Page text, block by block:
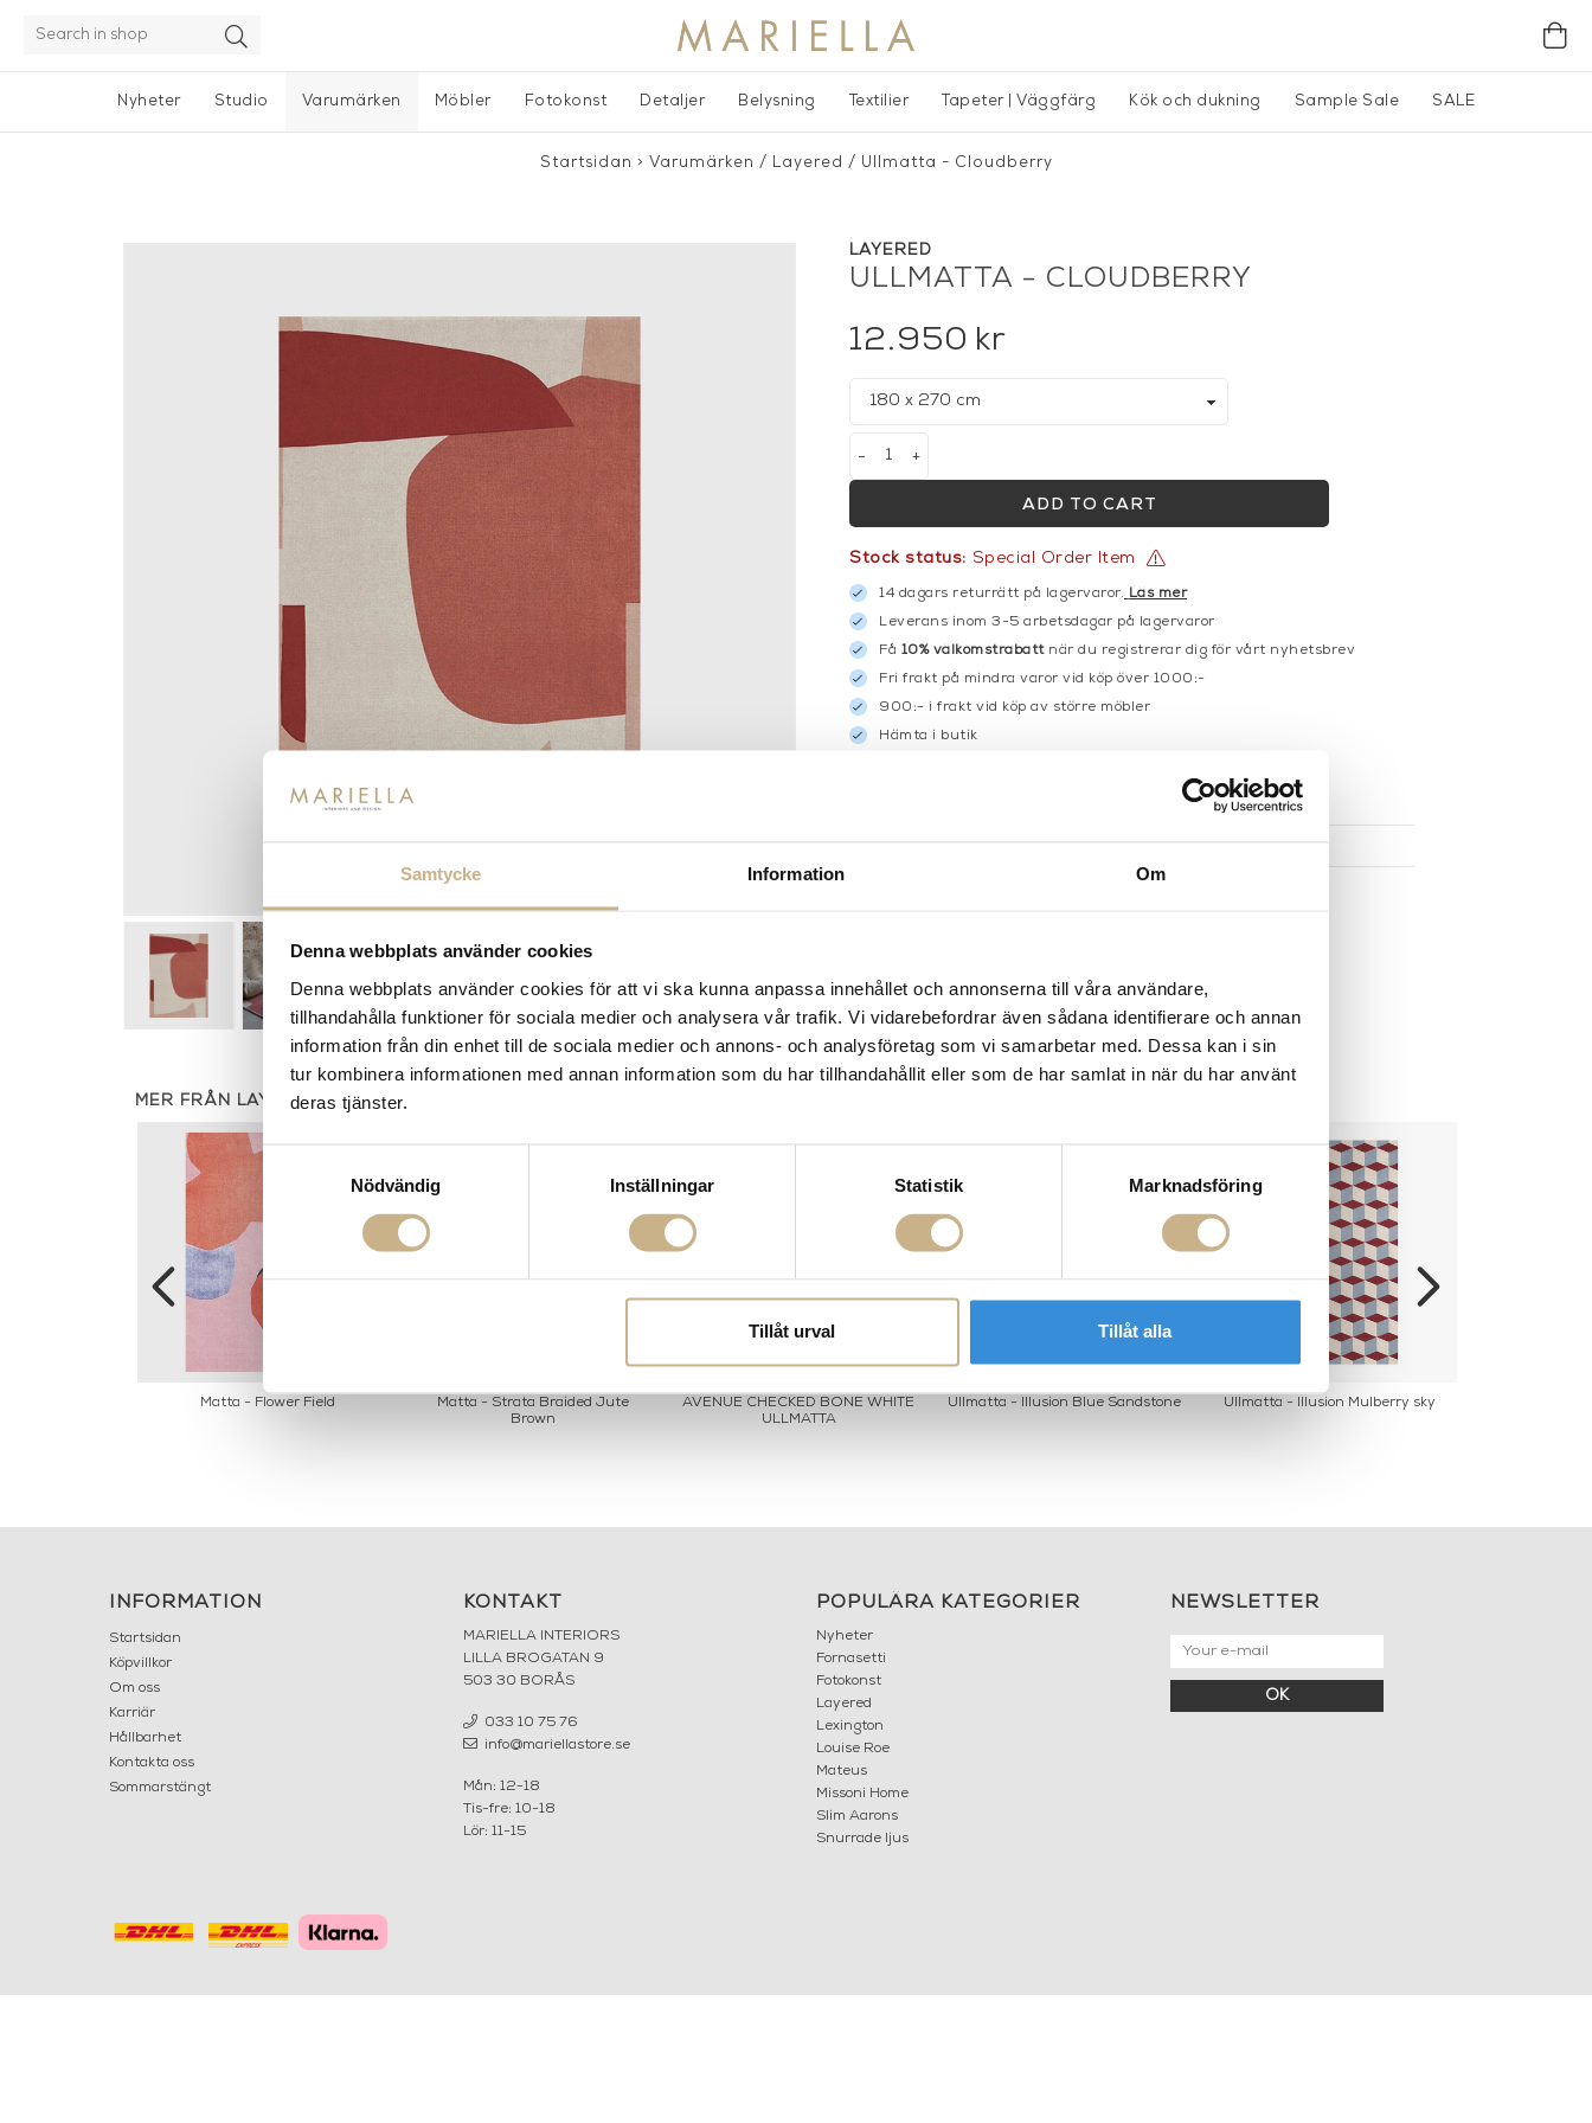
Samtycke Information Om
Denna webbplats använder cookies
Denna webbplats använder cookies för att vi ska kunna anpassa innehållet och annonserna till våra användare,
tillhandahålla funktioner för sociala medier och analysera vår trafik. Vi vidarebefordrar även sådana identifierare och annan
information från din enhet till de sociala medier och annons- och analysföretag som vi samarbetar med. Dessa kan i sin
tur kombinera informationen med annan information som du har tillhandahållit eller som de har samlat in när du har använt
deras tjänster.
Nödvändig
Inställningar Statistik Marknadsföring
Tillåt urval Tillåt alla
Nyheter Studio Varumärken Möbler Fotokonst Detaljer Belysning Textilier Tapeter | Väggfärg Kök och dukning Sample Sale SALE
Startsidan > Varumärken / Layered / Ullmatta - Cloudberry
LAYERED
ULLMATTA - CLOUDBERRY
12.950 kr
+
-
ADD TO CART
Stock status: Special Order Item
14 dagars returrätt på lagervaror. Läs mer
Leverans inom 3-5 arbetsdagar på lagervaror
Få 10% välkomstrabattnär du registrerar dig för vårt nyhetsbrev
Fri frakt på mindra varor vid köp över 1000:-
900:- i frakt vid köp av större möbler
Hämta i butik
MER FRÅN LAYERED
Matta - Flower Field
Matta - Strata Braided Jute
Brown
AVENUE CHECKED BONE WHITE
ULLMATTA
Ullmatta - Illusion Blue Sandstone Ullmatta - Illusion Mulberry sky
INFORMATION
Startsidan
Köpvillkor
Om oss
Karriär
Hållbarhet
Kontakta oss
Sommarstängt
KONTAKT
MARIELLA INTERIORS
LILLA BROGATAN 9
503 30 BORÅS
033 10 75 76
info@mariellastore.se
Mån: 12-18
Tis-fre: 10-18
Lör: 11-15
POPULÄRA KATEGORIER
Nyheter
Fornasetti
Fotokonst
Layered
Lexington
Louise Roe
Mateus
Missoni Home
Slim Aarons
Snurrade ljus
NEWSLETTER
OK